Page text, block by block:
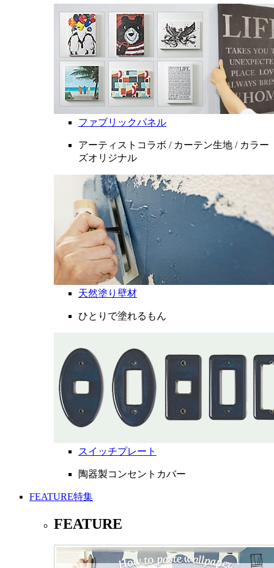
ファブリックパネル
アーティストコラボ / カーテン生地 / カラー
ズオリジナル
天然塗り壁材
ひとりで塗れるもん
スイッチプレート
陶器製コンセントカバー
FEATURE特集
FEATURE